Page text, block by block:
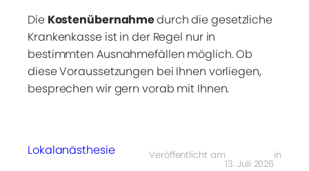
Die Kostenübernahmedurch die gesetzliche
Krankenkasse ist in der Regel nur in
bestimmten Ausnahmefällen möglich. Ob
diese Voraussetzungen bei Ihnen vorliegen,
besprechen wir gern vorab mit Ihnen.
Lokalanästhesie Veröffentlicht am
13. Juli 2026
in